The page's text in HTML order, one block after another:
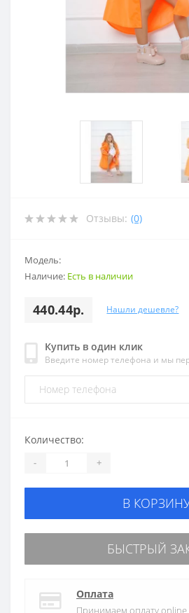
Отзывы: (0)
Модель:
Наличие: Есть в наличии
440.44р. Нашли дешевле?
Купить в один клик
Введите номер телефона и мы
Количество:
- +
В
БЫСТРЫЙ
Оплата
Принимаем оплату